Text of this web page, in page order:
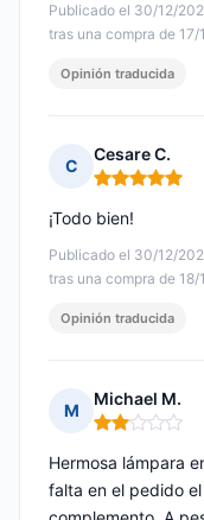
Publicado el 30/12/
tras una compra de
Opinión traducida
C
Cesare C.
Nota: 5 de 5
Publicado el 30/12/
tras una compra de
¡Todo bien!
Opinión traducida
M
Michael M.
Nota: 2 de 5
Hermosa lámpara
falta en el pedido